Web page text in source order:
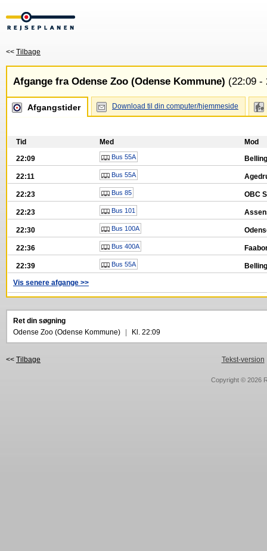
<< Tilbage
Afgange fra Odense Zoo (Odense Kommune) (22:09 -
Afgangstider Download til din computer/hjemmeside
Tid Med
Mod
22:09
Bus 55A
22:11 Bus 55A
22:23 Bus 85 OBC
22:23 Bus 101
22:30 Bus 100A
22:36 Bus 400A
22:39 Bus 55A
Vis senere afgange >>
Ret din søgning
Odense Zoo (Odense Kommune)
Kl. 22:09
<< Tilbage Tekst-version
Copyright © 2026